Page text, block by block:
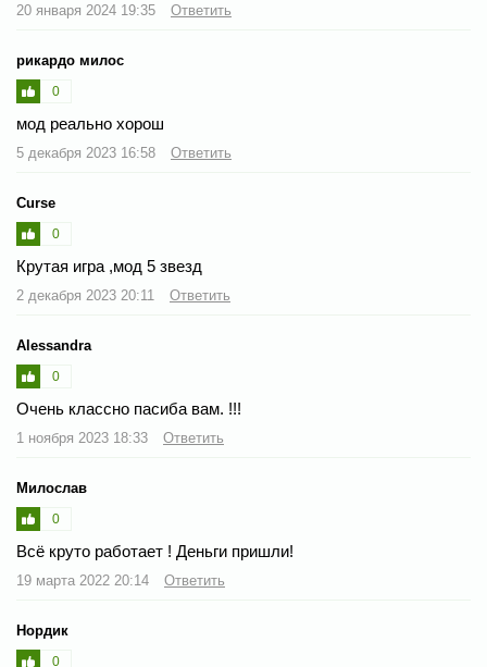
20 января 2024 19:35 Ответить
рикардо милос
0
мод реально хорош
5 декабря 2023 16:58 Ответить
Curse
0
Крутая игра ,мод 5 звезд
2 декабря 2023 20:11 Ответить
Alessandra
0
Очень классно пасиба вам. !!!
1 ноября 2023 18:33 Ответить
Милослав
0
Всё круто работает ! Деньги пришли!
19 марта 2022 20:14 Ответить
Нордик
0